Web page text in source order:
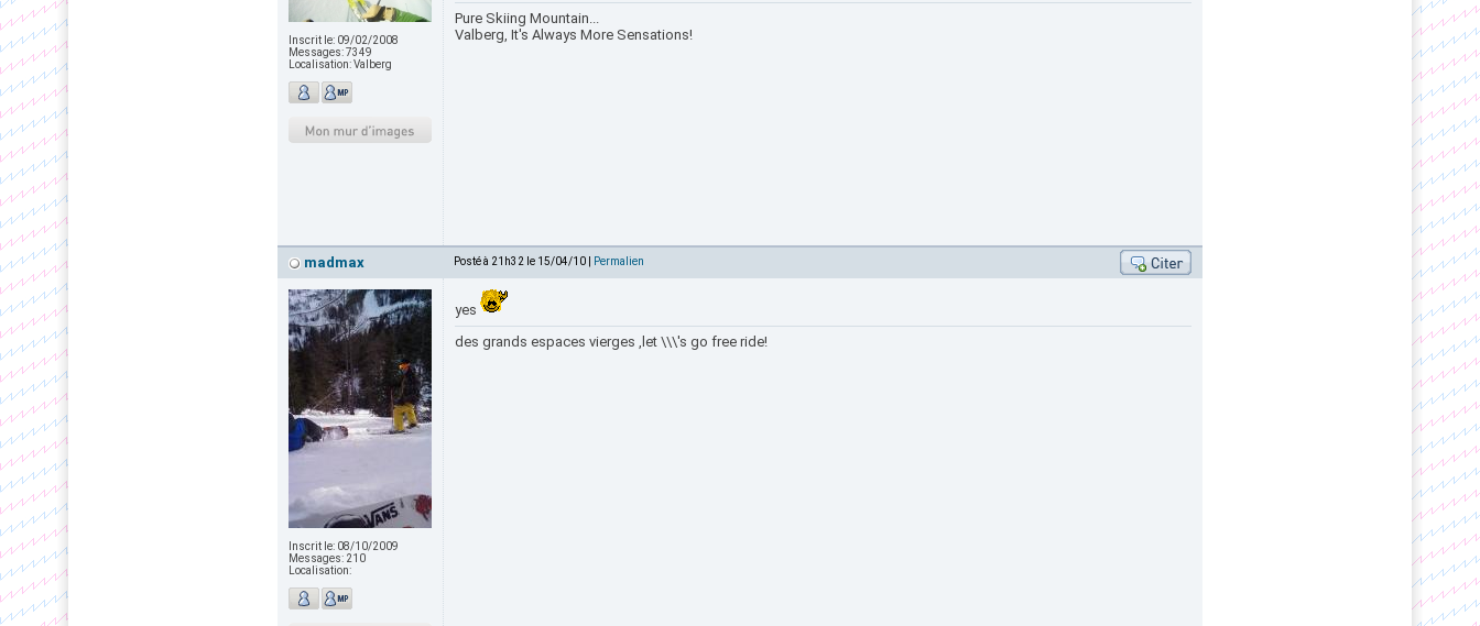
Inscrit le: 09/02/2008
Messages:7349
Localisation:Valberg
Pure Skiing Mountain...
Valberg, It's Always More Sensations!
madmax Posté à 21h32 le 15/04/10 | Permalien
Inscrit le: 08/10/2009
Messages: 210
Localisation:
yes
des grands espaces vierges ,let \\\'s go free ride!